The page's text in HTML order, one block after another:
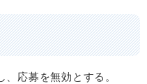
、応募を無効とする。